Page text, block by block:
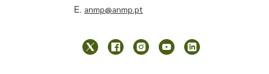
E. anmp@anmp.pt